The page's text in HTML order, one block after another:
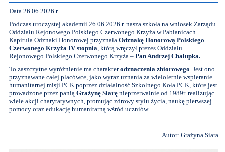
Data 26.06.2026 r.
Podczas uroczystej akademii 26.06.2026 r. nasza szkoła na wniosek Zarządu
Oddziału Rejonowego Polskiego Czerwonego Krzyża w Pabianicach
Kapituła Odznaki Honorowej przyznałaOdznakę Honorową Polskiego
Czerwonego Krzyża IV stopnia , którą wręczył prezes Oddziału
Rejonowego Polskiego Czerwonego Krzyża –Pan Andrzej Chałupka.
To zaszczytne wyróżnienie ma charakterodznaczenia zbiorowego . Jest ono
przyznawane całej placówce, jako wyraz uznania za wieloletnie wspieranie
humanitarnej misji PCK poprzez działalność Szkolnego Koła PCK, które jest
prowadzone przez paniąGrażynę Siarę nieprzerwalnie od 1989r. realizując
wiele akcji charytatywnych, promując zdrowy stylu życia, naukę pierwszej
pomocy oraz edukację humanitarną wśród uczniów.
Autor: Grażyna Siara